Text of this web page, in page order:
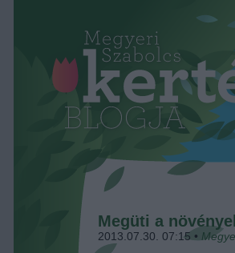
Megüti a
2013.07.30. 07:15 •